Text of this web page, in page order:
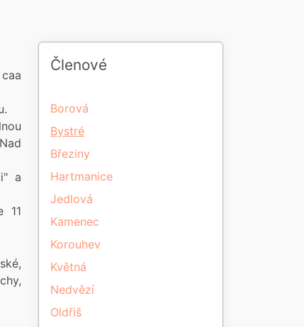
a
11
Členové
Borová
Bystré
Březiny
Hartmanice
Jedlová
Kamenec
Korouhev
Květná
Nedvězí
Oldřiš